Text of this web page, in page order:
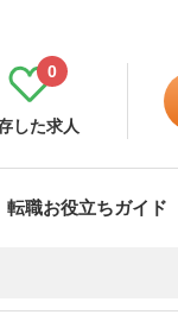
した求人
0
転職お役立ちガイド